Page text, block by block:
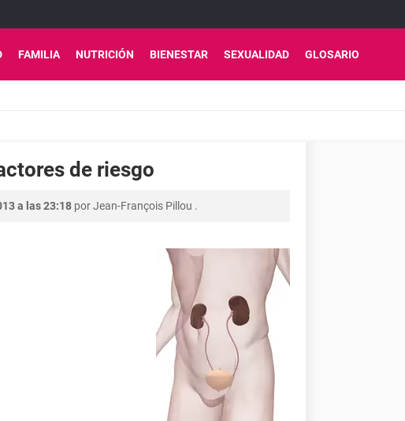
FAMILIA NUTRICIÓN BIENESTAR SEXUALIDAD GLOSARIO
de riesgo
a las 23:18 porJean-François Pillou .